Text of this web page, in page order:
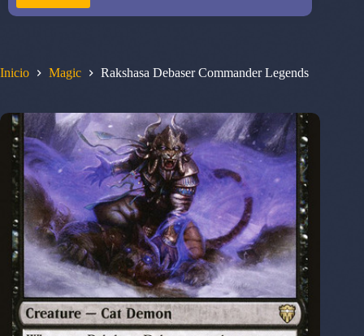
Inicio Magic Rakshasa Debaser Commander Legends